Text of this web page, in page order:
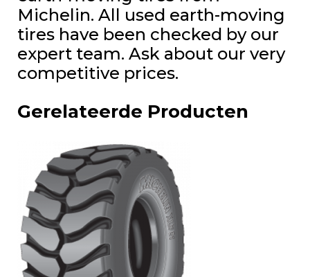
Michelin. All used earth-moving
tires have been checked by our
expert team. Ask about our very
competitive prices.
Gerelateerde Producten